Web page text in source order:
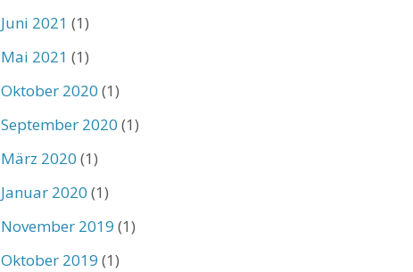
Juni 2021 (1)
Mai 2021 (1)
Oktober 2020 (1)
September 2020 (1)
März 2020 (1)
Januar 2020 (1)
November 2019 (1)
Oktober 2019 (1)